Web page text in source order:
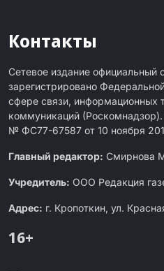
Контакты
Сетевое издание официальный
зарегистрировано
сфере связи, информационных
коммуникаций
№ ФС77-67587 от 10 ноября
Главный редактор: Смирнова
Учредитель: ООО Редакция
Адрес: г. Кропоткин, ул.
16+